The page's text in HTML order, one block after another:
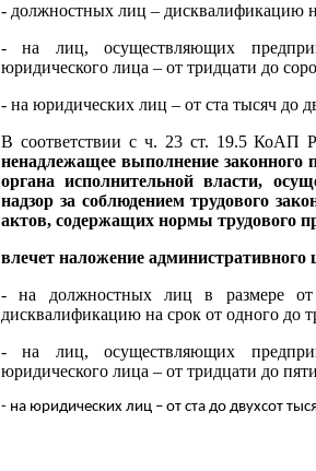
- должностных лиц – дисквалификацию
- на лиц, осуществляющих
юридического лица – от тридцати до
- на юридических лиц – от ста тысяч до
В соответствии с ч. 23 ст. 19.5
ненадлежащее выполнение законного
органа исполнительной власти,
надзор за соблюдением трудового
актов, содержащих нормы трудового
влечет наложение
- на должностных лиц в размере от
дисквалификацию на срок от одного до
- на лиц, осуществляющих
юридического лица – от тридцати до
- на юридических лиц – от ста до двухсот